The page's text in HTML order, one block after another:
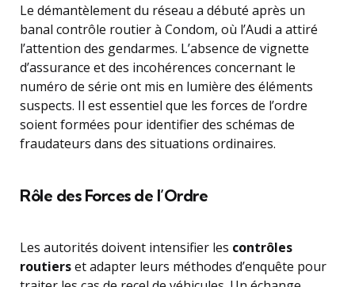
Le démantèlement du réseau a débuté après un
banal contrôle routier à Condom, où l’Audi a attiré
l’attention des gendarmes. L’absence de vignette
d’assurance et des incohérences concernant le
numéro de série ont mis en lumière des éléments
suspects. Il est essentiel que les forces de l’ordre
soient formées pour identifier des schémas de
fraudateurs dans des situations ordinaires.
Rôle des Forces de l’Ordre
Les autorités doivent intensifier les contrôles
routierset adapter leurs méthodes d’enquête pour